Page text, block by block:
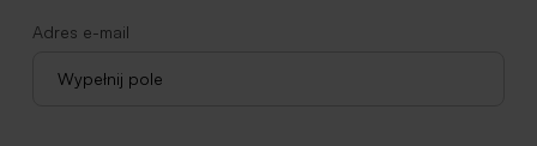
Adres e-mail